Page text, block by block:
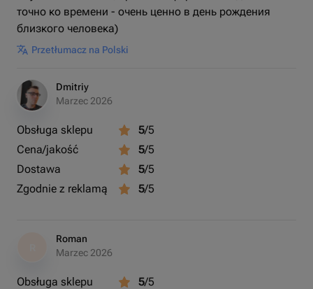
точно ко времени - очень ценно в день рождения
близкого человека)
Przetłumacz na Polski
Dmitriy
Marzec 2026
Obsługa sklepu 5/5
Cena/jakość
5/5
Dostawa
5/5
Zgodnie z reklamą
5/5
Roman
Marzec 2026
Obsługa sklepu 5/5